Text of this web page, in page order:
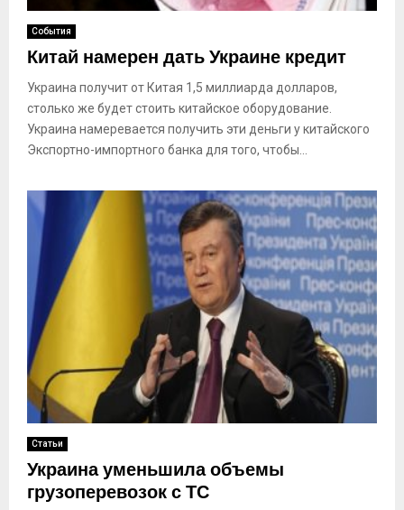
События
Китай намерен дать Украине кредит
Украина получит от Китая 1,5 миллиарда долларов,
столько же будет стоить китайское оборудование.
Украина намеревается получить эти деньги у китайского
Экспортно-импортного банка для того, чтобы...
Статьи
Украина уменьшила объемы
грузоперевозок с ТС